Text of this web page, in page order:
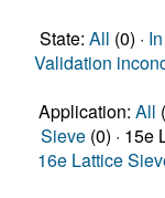
State: All (0) ·
Validation
Application: All
Sieve (0) · 15e
16e Lattice